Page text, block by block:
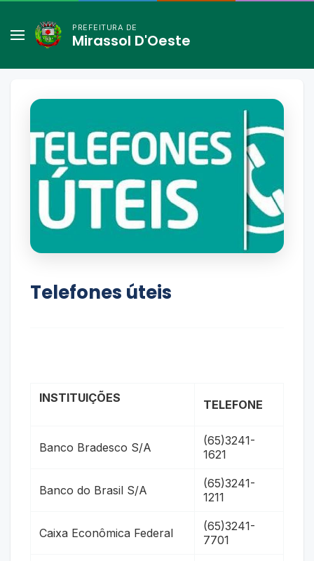
PREFEITURA DE
Mirassol D'Oeste
Telefones úteis
INSTITUIÇÕES TELEFONE
Banco Bradesco S/A
(65)3241-
1621
Banco do Brasil S/A
(65)3241-
1211
Caixa Econômica Federal
(65)3241-
7701